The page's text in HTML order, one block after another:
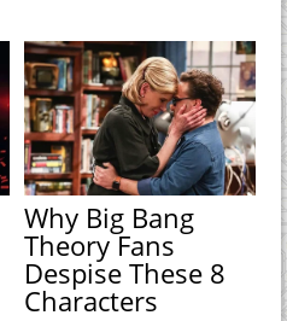
Why Big Bang
Theory Fans
Despise These 8
Characters